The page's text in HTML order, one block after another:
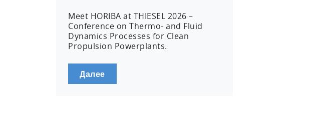
Meet HORIBA at THIESEL 2026 –
Conference on Thermo- and Fluid
Dynamics Processes for Clean
Propulsion Powerplants.
Далее